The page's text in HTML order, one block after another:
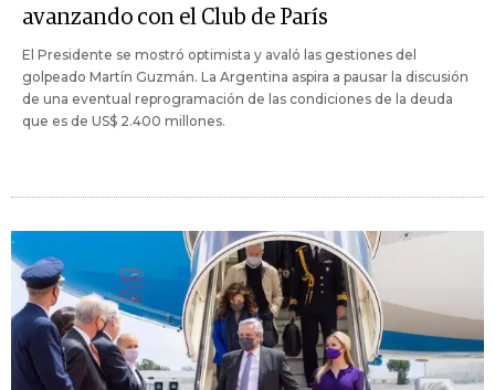
avanzando con el Club de París
El Presidente se mostró optimista y avaló las gestiones del
golpeado Martín Guzmán. La Argentina aspira a pausar la discusión
de una eventual reprogramación de las condiciones de la deuda
que es de US$ 2.400 millones.